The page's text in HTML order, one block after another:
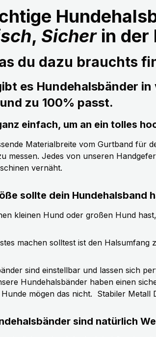
, Sicherin der
du dazu brauchts
es Hundehalsbänder
zu 100% passt.
einfach, um an ein tolles
Materialbreite vom Gurtband für
messen. Jedes von unseren
vernäht.
sollte dein Hundehalsband
kleinen Hund oder großen Hund
machen solltest ist den
sind einstellbar und lassen sich
Hundehalsbänder haben einen
mögen das nicht. Stabiler Metall
sind natürlich